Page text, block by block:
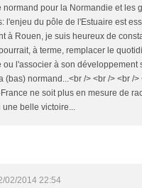
normand pour la Normandie et les
l'enjeu du pôle de l'Estuaire est
à Rouen, je suis heureux de
à terme, remplacer le
ou l'associer à son développement
(bas) normand...<br /> <br /> <br />
ne soit plus en mesure de
une belle victoire...
02/2014 22:54